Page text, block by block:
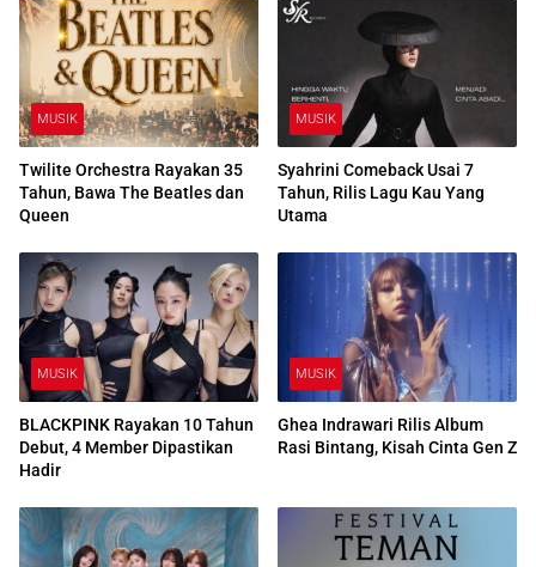
MUSIK
Twilite Orchestra Rayakan 35
Tahun, Bawa The Beatles dan
Queen
MUSIK
Syahrini Comeback Usai 7
Tahun, Rilis Lagu Kau Yang
Utama
MUSIK
BLACKPINK Rayakan 10 Tahun
Debut, 4 Member Dipastikan
Hadir
MUSIK
Ghea Indrawari Rilis Album
Rasi Bintang, Kisah Cinta Gen Z